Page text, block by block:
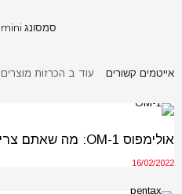
סמסונג NX mini – ביקורת משתמש
אייטמים קשורים עוד ב הכרזות מוצרים
אולימפוס OM-1: מה שאתם צריכים לדעת
16/02/2022